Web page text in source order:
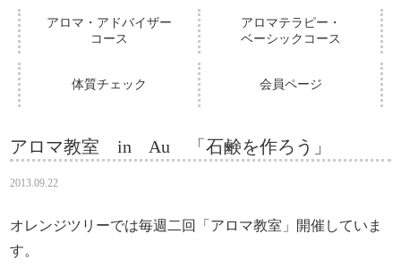
アロマ・アドバイザー
コース
アロマテラピー・
ベーシックコース
体質チェック 会員ページ
アロマ教室 in Au 「石鹸を作ろう」
2013.09.22
オレンジツリーでは毎週二回「アロマ教室」開催していま
す。